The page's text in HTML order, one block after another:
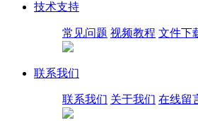
技术支持
常见问题 视频教程 文件下
联系我们
联系我们 关于我们 在线留